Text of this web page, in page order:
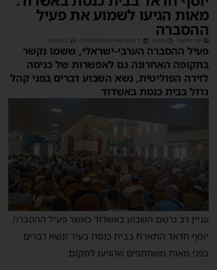
מאות הגיעו לשמוע את פעיל
ההסברה
יוסי יחזקאלי 06:55 ד׳ בסיון תשפ״ו (20/05/2026) 2 תגובות
פעיל ההסברה הערבי-ישראלי, ששמו נקשר
בתקופה האחרונה גם לאפשרות של כניסה
לזירה הפוליטית, נשא השבוע דברים בפני קהל
גדול בבית כנסת באשדוד
עניין רב נרשם השבוע באשדוד כאשר פעיל ההסברה
יוסף חדאד התארח בבית כנסת בעיר ונשא דברים
בפני מאות משתתפים שהגיעו למקום.